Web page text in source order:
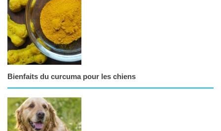
Bienfaits du curcuma pour les chiens